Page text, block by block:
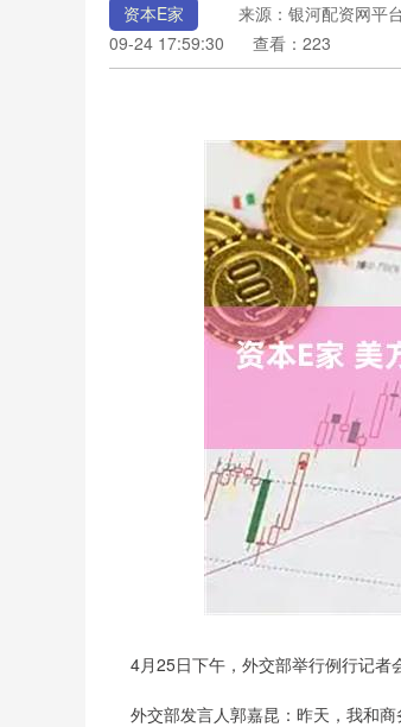
资本E家 来源：银河配资网平
09-24 17:59:30
查看：223
4月25日下午，外交部举行例行记者会
外交部发言人郭嘉昆：昨天，我和商
深证成指 14283.42